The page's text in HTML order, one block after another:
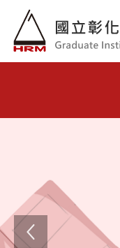
跳到主要內容
Previous